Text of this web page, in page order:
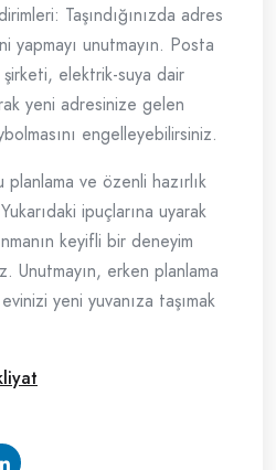
Taşındığınızda adres
yapmayı unutmayın. Posta
elektrik-suya dair
yeni adresinize gelen
engelleyebilirsiniz.
ve özenli hazırlık
ipuçlarına uyarak
keyifli bir deneyim
Unutmayın, erken planlama
yeni yuvanıza taşımak